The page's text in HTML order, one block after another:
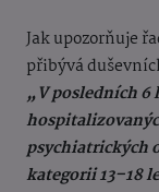
Jak upozorňuje
přibývá
„V posledních 6
psychiatrických
kategorii 13–18